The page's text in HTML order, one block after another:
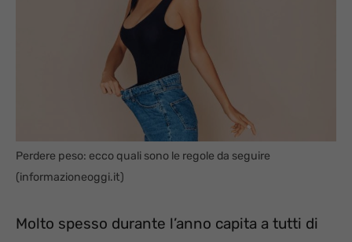
Perdere peso: ecco quali sono le regole da seguire
(informazioneoggi.it)
Molto spesso durante l’anno capita a tutti di